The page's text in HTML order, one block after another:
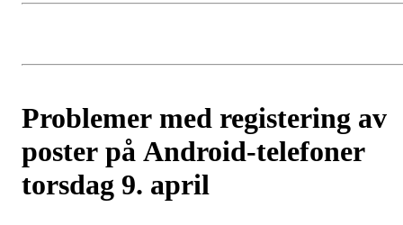
Problemer med registering av
poster på Android-telefoner
torsdag 9. april